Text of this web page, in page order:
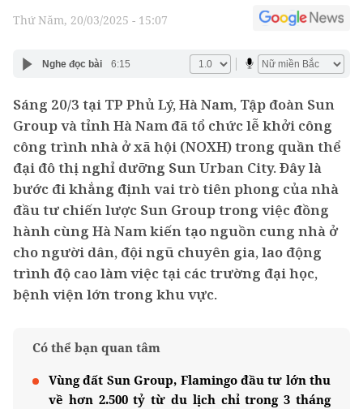
Thứ Năm, 20/03/2025 - 15:07
Nghe đọc bài 6:15
Sáng 20/3 tại TP Phủ Lý, Hà Nam, Tập đoàn Sun
Group và tỉnh Hà Nam đã tổ chức lễ khởi công
công trình nhà ở xã hội (NOXH) trong quần thể
đại đô thị nghỉ dưỡng Sun Urban City. Đây là
bước đi khẳng định vai trò tiên phong của nhà
đầu tư chiến lược Sun Group trong việc đồng
hành cùng Hà Nam kiến tạo nguồn cung nhà ở
cho người dân, đội ngũ chuyên gia, lao động
trình độ cao làm việc tại các trường đại học,
bệnh viện lớn trong khu vực.
Có thể bạn quan tâm
Vùng đất Sun Group, Flamingo đầu tư lớn thu
về hơn 2.500 tỷ từ du lịch chỉ trong 3 tháng